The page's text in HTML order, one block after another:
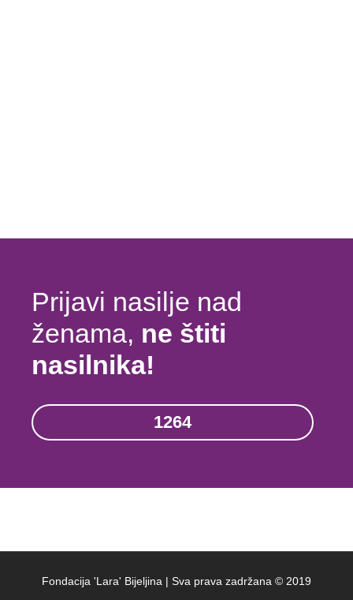
Prijavi nasilje nad
ženama, ne štiti
nasilnika!
1264
Fondacija 'Lara' Bijeljina | Sva prava zadržana © 2019